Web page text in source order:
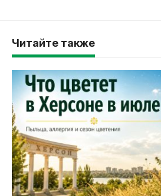
Читайте также